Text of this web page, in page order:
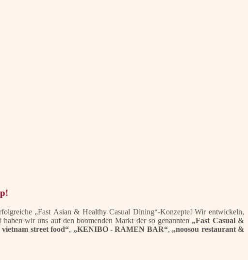
„Fast Asian & Healthy Casual Dining“-Konzepte! Wir entwickeln,
wir uns auf den boomenden Markt der so genannten „Fast Casual &
vietnam street food“, „KENIBO - RAMEN BAR“, „noosou restaurant &